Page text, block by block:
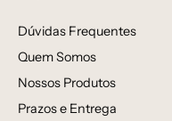
Dúvidas Frequentes
Quem Somos
Nossos Produtos
Prazos e Entrega